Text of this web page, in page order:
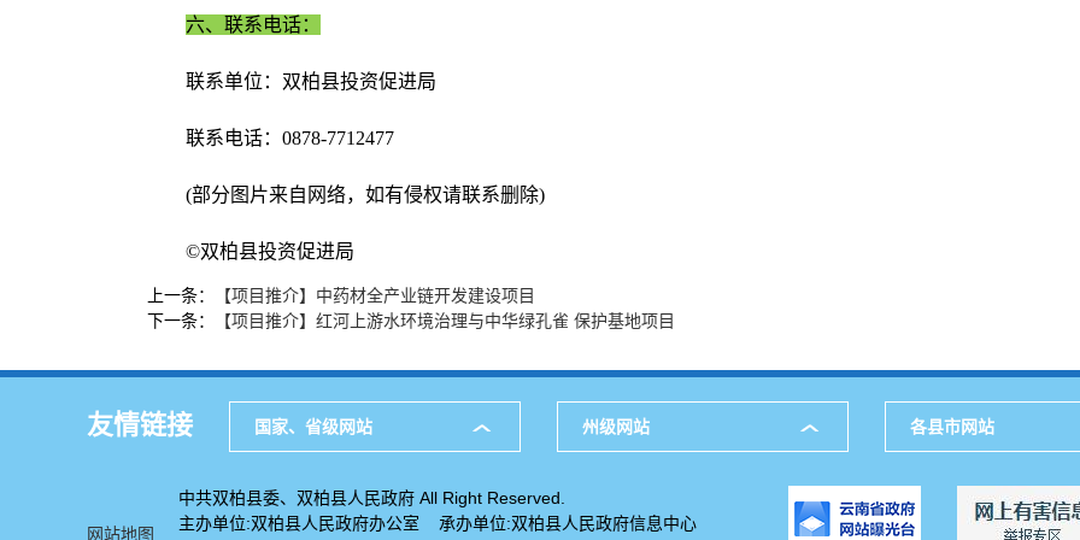
六、联系电话：
联系单位：双柏县投资促进局
联系电话：0878-7712477
(部分图片来自网络，如有侵权请联系删除)
©双柏县投资促进局
上一条：
【项目推介】中药材全产业链开发建设项目
下一条：
【项目推介】红河上游水环境治理与中华绿孔雀 保护基地项目
友情链接 国家、省级网站 州级网站 各县市网站
网站地图
中共双柏县委、双柏县人民政府 All Right Reserved.
主办单位:双柏县人民政府办公室 承办单位:双柏县人民政府信息中心